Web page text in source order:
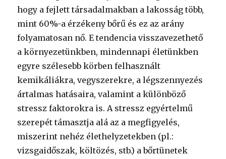
hogy a fejlett társadalmakban a lakosság több,
mint 60%-a érzékeny bőrű és ez az arány
folyamatosan nő. E tendencia visszavezethető
a környezetünkben, mindennapi életünkben
egyre szélesebb körben felhasznált
kemikáliákra, vegyszerekre, a légszennyezés
ártalmas hatásaira, valamint a különböző
stressz faktorokra is. A stressz egyértelmű
szerepét támasztja alá az a megfigyelés,
miszerint nehéz élethelyzetekben (pl.:
vizsgaidőszak, költözés, stb.) a bőrtünetek